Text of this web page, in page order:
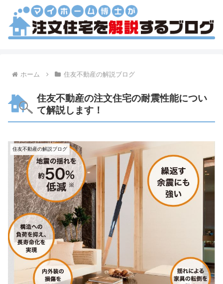
ホーム 住友不動産の解説ブログ
住友不動産の注文住宅の耐震性能につい
て解説します！
住友不動産の解説ブログ